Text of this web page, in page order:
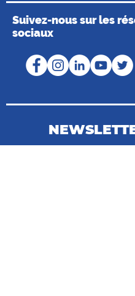
Suivez-nous sur les
sociaux